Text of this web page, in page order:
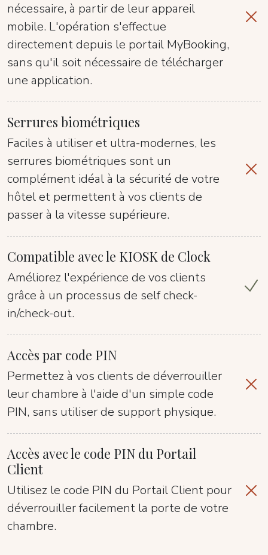
nécessaire, à partir de leur appareil
mobile. L'opération s'effectue
directement depuis le portail MyBooking,
sans qu'il soit nécessaire de télécharger
une application.
Serrures biométriques
Faciles à utiliser et ultra-modernes, les
serrures biométriques sont un
complément idéal à la sécurité de votre
hôtel et permettent à vos clients de
passer à la vitesse supérieure.
Compatible avec le KIOSK de Clock
Améliorez l'expérience de vos clients
grâce à un processus de self check-
in/check-out.
Accès par code PIN
Permettez à vos clients de déverrouiller
leur chambre à l'aide d'un simple code
PIN, sans utiliser de support physique.
Accès avec le code PIN du Portail
Client
Utilisez le code PIN du Portail Client pour
déverrouiller facilement la porte de votre
chambre.